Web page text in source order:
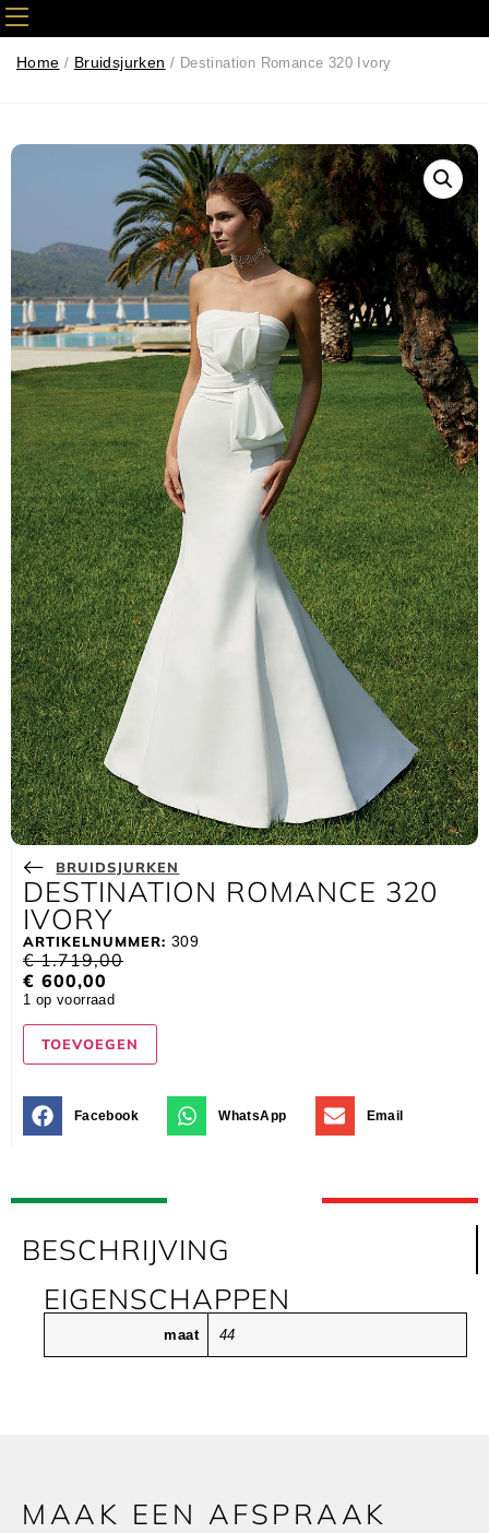
Home / Bruidsjurken / Destination Romance 320 Ivory
BRUIDSJURKEN
DESTINATION ROMANCE 320
IVORY
ARTIKELNUMMER: 309
€1.719,00
€ 600,00
1 op voorraad
TOEVOEGEN
Facebook WhatsApp Email
BESCHRIJVING
EIGENSCHAPPEN
maat 44
MAAK EEN AFSPRAAK